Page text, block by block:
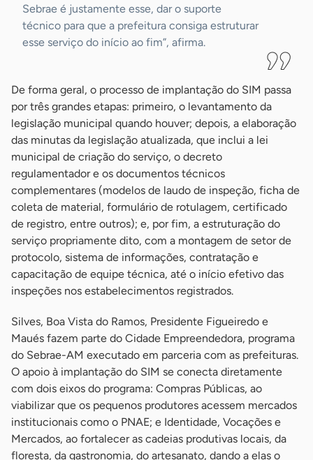
Sebrae é justamente esse, dar o suporte
técnico para que a prefeitura consiga estruturar
esse serviço do início ao fim”, afirma.
De forma geral, o processo de implantação do SIM passa
por três grandes etapas: primeiro, o levantamento da
legislação municipal quando houver; depois, a elaboração
das minutas da legislação atualizada, que inclui a lei
municipal de criação do serviço, o decreto
regulamentador e os documentos técnicos
complementares (modelos de laudo de inspeção, ficha de
coleta de material, formulário de rotulagem, certificado
de registro, entre outros); e, por fim, a estruturação do
serviço propriamente dito, com a montagem de setor de
protocolo, sistema de informações, contratação e
capacitação de equipe técnica, até o início efetivo das
inspeções nos estabelecimentos registrados.
Silves, Boa Vista do Ramos, Presidente Figueiredo e
Maués fazem parte do Cidade Empreendedora, programa
do Sebrae-AM executado em parceria com as prefeituras.
O apoio à implantação do SIM se conecta diretamente
com dois eixos do programa: Compras Públicas, ao
viabilizar que os pequenos produtores acessem mercados
institucionais como o PNAE; e Identidade, Vocações e
Mercados, ao fortalecer as cadeias produtivas locais, da
floresta, da gastronomia, do artesanato, dando a elas o